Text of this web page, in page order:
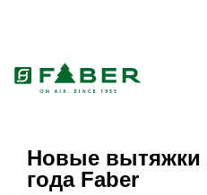
Новые вытяжки
года Faber